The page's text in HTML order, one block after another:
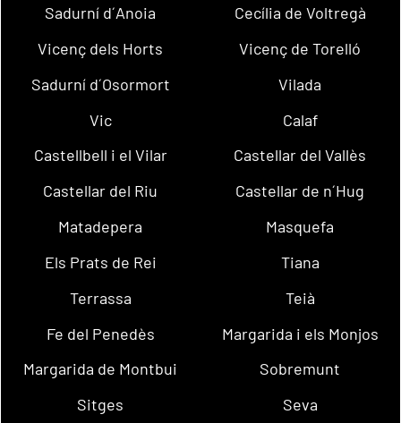
Sadurní d´Anoia
Cecília de Voltregà
Vicenç dels Horts
Vicenç de Torelló
Sadurní d´Osormort
Vilada
Vic
Calaf
Castellbell i el Vilar
Castellar del Vallès
Castellar del Riu
Castellar de n´Hug
Matadepera
Masquefa
Els Prats de Rei
Tiana
Terrassa
Teià
Fe del Penedès
Margarida i els Monjos
Margarida de Montbui
Sobremunt
Sitges
Seva